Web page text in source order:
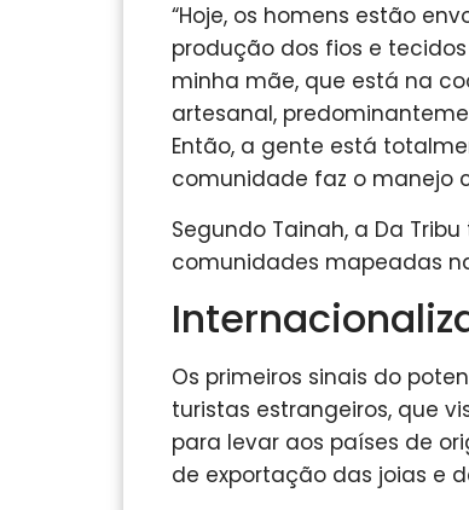
“Hoje, os homens estão
produção dos fios e
minha mãe, que está na
artesanal,
Então, a gente está
comunidade faz o manejo
Segundo Tainah, a Da
comunidades mapeadas
Os primeiros sinais do
turistas estrangeiros, que
para levar aos países de
de exportação das joias e